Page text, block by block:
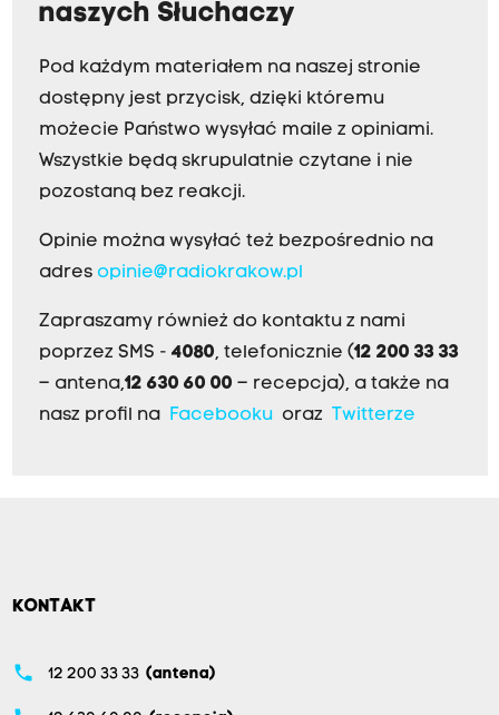
naszych Słuchaczy
Pod każdym materiałem na naszej stronie
dostępny jest przycisk, dzięki któremu
możecie Państwo wysyłać maile z opiniami.
Wszystkie będą skrupulatnie czytane i nie
pozostaną bez reakcji.
Opinie można wysyłać też bezpośrednio na
adres opinie@radiokrakow.pl
Zapraszamy również do kontaktu z nami
poprzez SMS - 4080, telefonicznie (12 200 33 33
– antena,12 630 60 00 – recepcja), a także na
nasz profil na Facebookuoraz Twitterze
KONTAKT
phone 12 200 33 33 (antena)